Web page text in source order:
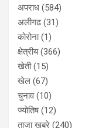
अपराध (584)
अलीगढ(31)
कोरोना(1)
क्षेत्रीय(366)
खेती(15)
खेल (67)
चुनाव(10)
ज्योतिष(12)
ताजा खबरे (240)